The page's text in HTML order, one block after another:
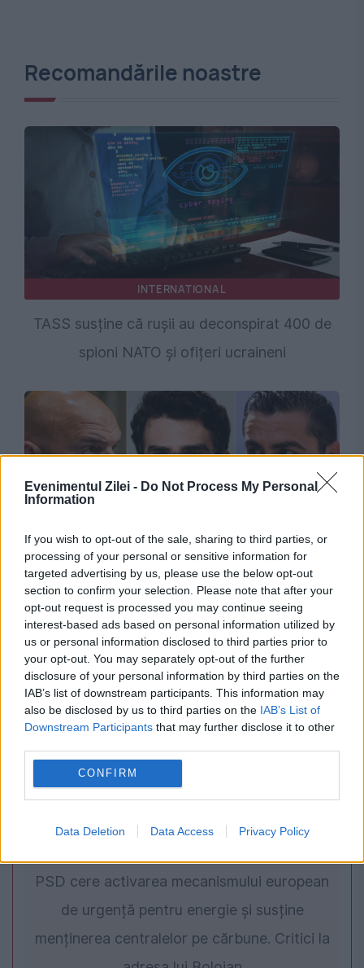
Evenimentul Zilei - Do Not Process My Personal
Information
If you wish to opt-out of the sale, sharing to third parties, or
processing of your personal or sensitive information for
targeted advertising by us, please use the below opt-out
section to confirm your selection. Please note that after your
opt-out request is processed you may continue seeing
interest-based ads based on personal information utilized by
us or personal information disclosed to third parties prior to
your opt-out. You may separately opt-out of the further
disclosure of your personal information by third parties on the
IAB’s list of downstream participants. This information may
also be disclosed by us to third parties on the IAB’s List of
Downstream Participants that may further disclose it to other
CONFIRM
Data Deletion Data Access Privacy Policy
Recomandările noastre
INTERNATIONAL
TASS susține că rușii au deconspirat 400 de
spioni NATO și ofițeri ucraineni
INTERNATIONAL
„Păianjenul” lui Assad a dispărut după căderea
regimului. BBC susține că l-a localizat la
Moscova
PSD cere activarea mecanismului european
de urgență pentru energie și susține
menținerea centralelor pe cărbune. Critici la